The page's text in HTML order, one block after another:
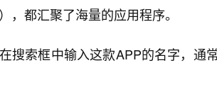
都汇聚了海量的应用程序。
搜索框中输入这款APP的名字，通